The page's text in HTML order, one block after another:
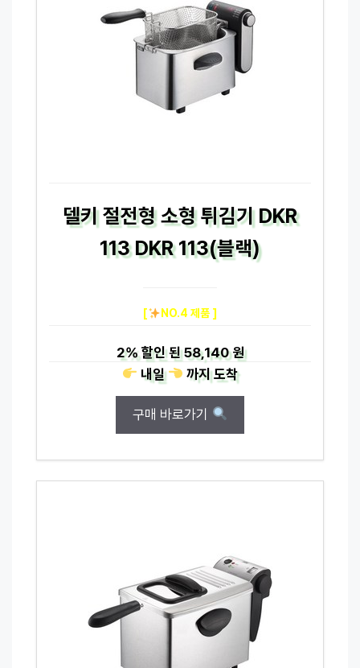
델키 절전형 소형 튀김기 DKR
113 DKR 113(블랙)
[ NO.4 제품 ]
2%할인 된58,140 원
내일
까지도착
구매 바로가기